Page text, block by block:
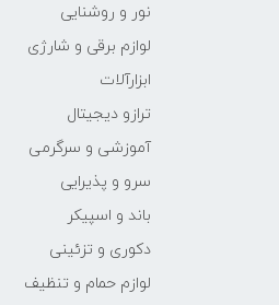
نور و روشنایی
لوازم برقی و شارژی
ابزارآلات
ترازو دیجیتال
آموزشی و سرگرمی
سرو و پذیرایی
باند و اسپیکر
دکوری و تزئینی
لوازم حمام و تنظیف